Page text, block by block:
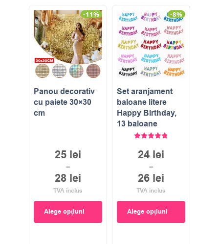
-11%
Panou decorativ
cu paiete 30×30
cm
25 lei
–
28 lei
TVA inclus
Alege opțiuni
-8%
Set aranjament
baloane litere
Happy Birthday,
13 baloane
Evaluat la
24 lei
–
26 lei
TVA inclus
Alege opțiuni